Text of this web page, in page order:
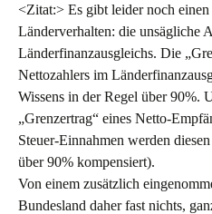
<Zitat:> Es gibt leider noch
Länderverhalten: die unsägliche
Länderfinanzausgleichs. Die
Nettozahlers im
Wissens in der Regel über 90%.
„Grenzertrag“ eines Netto-
Steuer-Einnahmen werden
über 90% kompensiert).
Von einem zusätzlich
Bundesland daher fast nichts,